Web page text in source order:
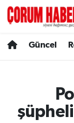
Güncel
Spor
Resmi
Alaca
Hava
Çorum
Trafik